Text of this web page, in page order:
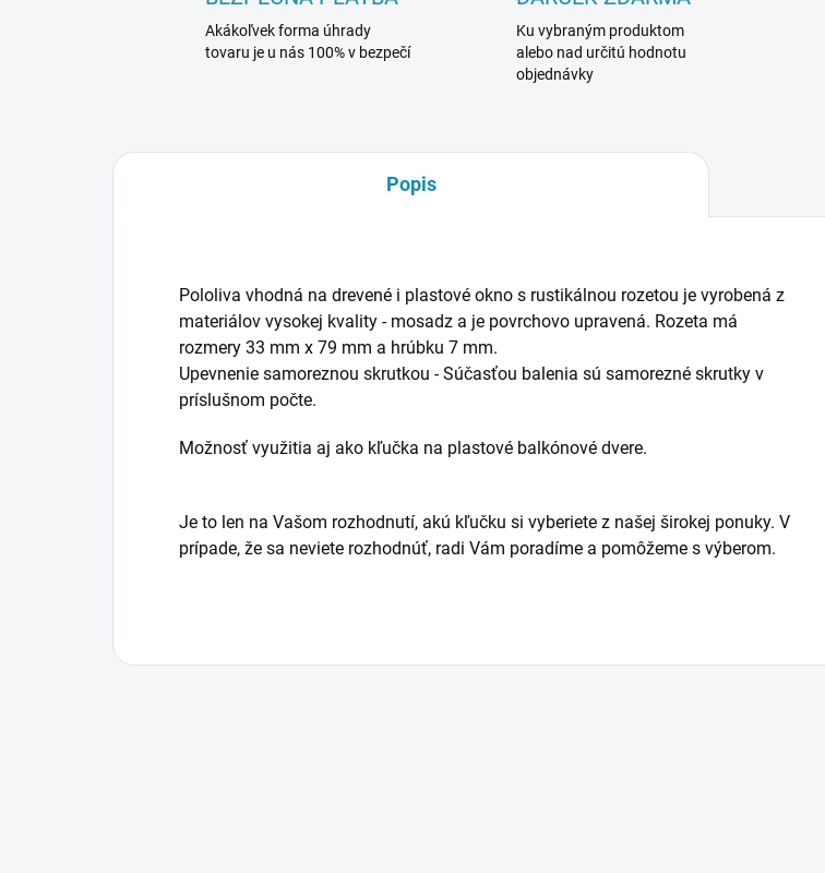
Akákoľvek forma úhrady
tovaru je u nás 100% v bezpečí
Ku vybraným produktom
alebo nad určitú hodnotu
objednávky
Popis
Pololiva vhodná na drevené i plastové okno s rustikálnou rozetou je vyrobená z
materiálov vysokej kvality - mosadz a je povrchovo upravená. Rozeta má
rozmery 33 mm x 79 mm a hrúbku 7 mm.
Upevnenie samoreznou skrutkou - Súčasťou balenia sú samorezné skrutky v
príslušnom počte.
Možnosť využitia aj ako kľučka na plastové balkónové dvere.
Je to len na Vašom rozhodnutí, akú kľučku si vyberiete z našej širokej ponuky. V
prípade, že sa neviete rozhodnúť, radi Vám poradíme a pomôžeme s výberom.